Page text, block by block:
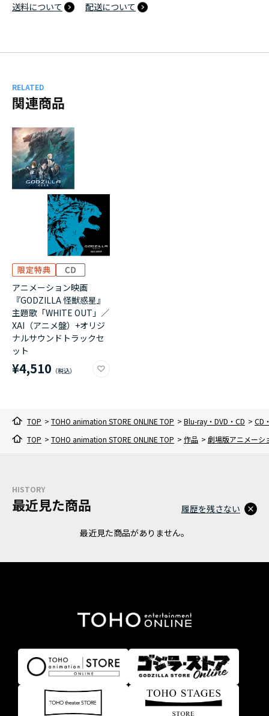
送料について 配送について
RELATED
関連商品
アニメーション映画
『GODZILLA 怪獣惑星』
主題歌「WHITE OUT」／
XAI（アニメ盤）+オリジ
ナルサウンドトラックセ
ット
¥4,510
TOP > TOHO animation STORE ONLINE TOP > Blu-ray・DVD・CD > CD
TOP > TOHO animation STORE ONLINE TOP > 作品 > 劇場版アニメーシ
HISTORY
最近見た商品
最近見た商品がありません。
履歴を残さない